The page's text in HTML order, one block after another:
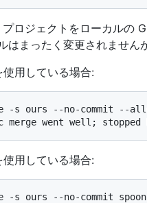
プロジェクトをローカルの
はまったく変更されません
用している場合:
-s ours --no-commit --
merge went well;
用している場合:
-s ours --no-commit